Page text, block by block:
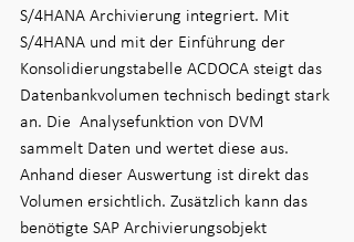
S/4HANA Archivierung integriert. Mit
S/4HANA und mit der Einführung der
Konsolidierungstabelle ACDOCA steigt das
Datenbankvolumen technisch bedingt stark
an. Die  Analysefunktion von DVM
sammelt Daten und wertet diese aus.
Anhand dieser Auswertung ist direkt das
Volumen ersichtlich. Zusätzlich kann das
benötigte SAP Archivierungsobjekt